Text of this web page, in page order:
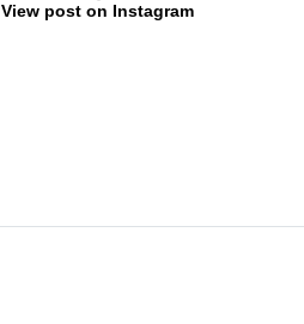
View post on Instagram